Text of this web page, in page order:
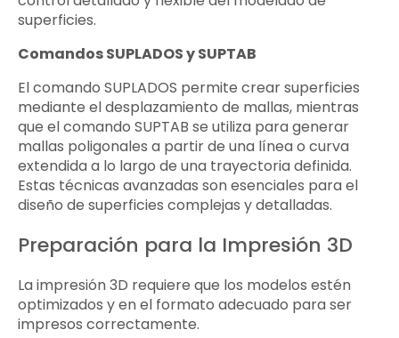
superficies.
Comandos SUPLADOS y SUPTAB
El comando SUPLADOS permite crear superficies
mediante el desplazamiento de mallas, mientras
que el comando SUPTAB se utiliza para generar
mallas poligonales a partir de una línea o curva
extendida a lo largo de una trayectoria definida.
Estas técnicas avanzadas son esenciales para el
diseño de superficies complejas y detalladas.
Preparación para la Impresión 3D
La impresión 3D requiere que los modelos estén
optimizados y en el formato adecuado para ser
impresos correctamente.